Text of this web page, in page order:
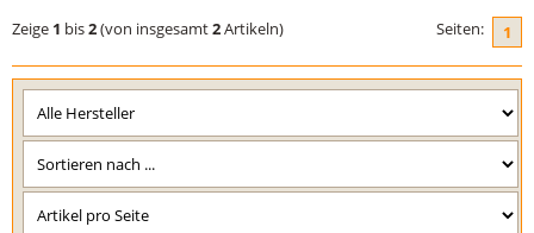
Zeige 1 bis2(von insgesamt2Artikeln) Seiten: 1